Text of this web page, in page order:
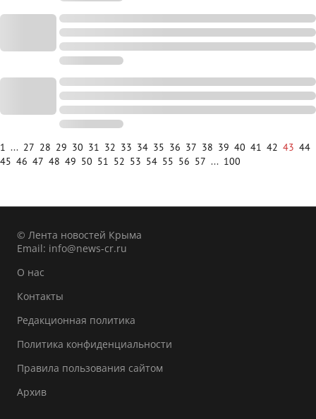
1 ... 27 28 29 30 31 32 33 34 35 36 37 38 39 40 41 42 43 44
45 46 47 48 49 50 51 52 53 54 55 56 57 ... 100
© Лента новостей Крыма
Email: info@news-cr.ru
О нас
Контакты
Редакционная политика
Политика конфиденциальности
Правила пользования сайтом
Архив